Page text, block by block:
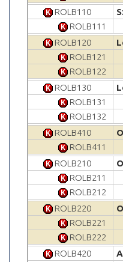
ROLB110
ROLB111
ROLB120
ROLB121
ROLB122
ROLB130
ROLB131
ROLB132
ROLB410
ROLB411
ROLB210
ROLB211
ROLB212
ROLB220
ROLB221
ROLB222
ROLB420